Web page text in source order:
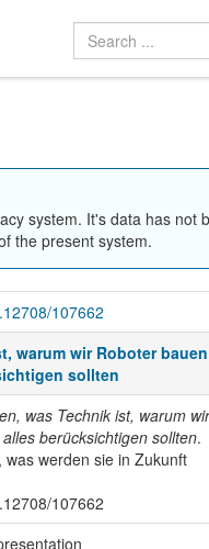
system. It's data has not
the present system.
107662
warum wir Roboter bauen
sollten
was Technik ist, warum wir
berücksichtigen sollten.
werden sie in Zukunft
107662